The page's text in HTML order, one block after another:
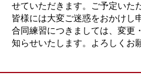
せていただきます。ご予定いた
皆様には大変ご迷惑をおかけし
合同練習につきましては、変更
知らせいたします。よろしくお